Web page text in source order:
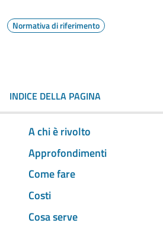
Normativa di riferimento
INDICE DELLA PAGINA
A chi è rivolto
Approfondimenti
Come fare
Costi
Cosa serve